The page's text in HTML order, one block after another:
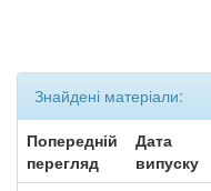
Знайдені матеріали:
Попередній
перегляд
Дата
випуску